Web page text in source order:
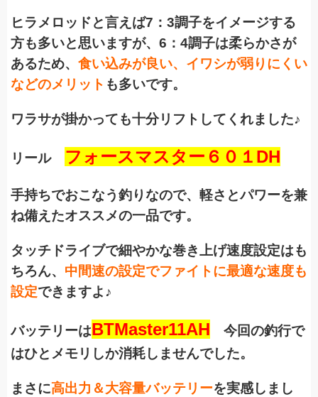
ヒラメロッドと言えば7：3調子をイメージする
方も多いと思いますが、6：4調子は柔らかさが
あるため、 食い込みが良い、イワシが弱りにくい
などのメリット も多いです。
ワラサが掛かっても十分リフトしてくれました♪
リール フ ォースマスター６０１DH
手持ちでおこなう釣りなので、軽さとパワーを兼
ね備えたオススメの一品です。
タッチドライブで細やかな巻き上げ速度設定はも
ちろん、 中間速の設定でファイトに最適な速度も
設定できますよ♪
バッテリーはBTMaster11AH 今回の釣行で
はひとメモリしか消耗しませんでした。
まさに高出力＆大容量バッテリーを実感しまし